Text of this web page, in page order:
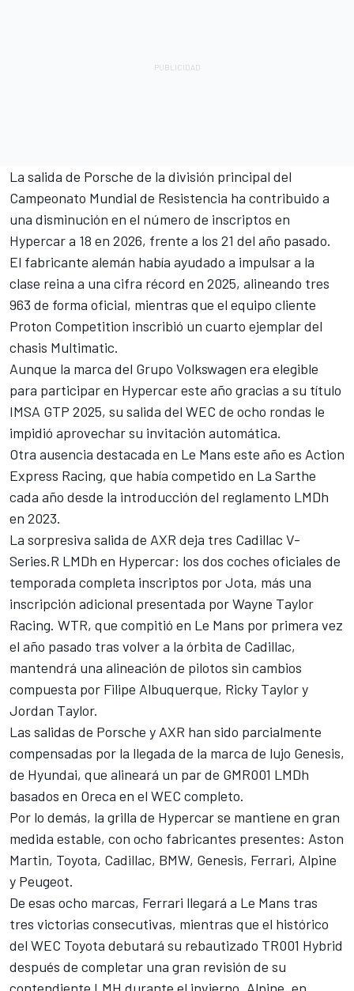
La salida de Porsche de la división principal del
Campeonato Mundial de Resistencia ha contribuido a
una disminución en el número de inscriptos en
Hypercar a 18 en 2026, frente a los 21 del año pasado.
El fabricante alemán había ayudado a impulsar a la
clase reina a una cifra récord en 2025, alineando tres
963 de forma oficial, mientras que el equipo cliente
Proton Competition inscribió un cuarto ejemplar del
chasis Multimatic.
Aunque la marca del Grupo Volkswagen era elegible
para participar en Hypercar este año gracias a su título
IMSA GTP 2025, su salida del WEC de ocho rondas le
impidió aprovechar su invitación automática.
Otra ausencia destacada en Le Mans este año es Action
Express Racing, que había competido en La Sarthe
cada año desde la introducción del reglamento LMDh
en 2023.
La sorpresiva salida de AXR deja tres Cadillac V-
Series.R LMDh en Hypercar: los dos coches oficiales de
temporada completa inscriptos por Jota, más una
inscripción adicional presentada por Wayne Taylor
Racing. WTR, que compitió en Le Mans por primera vez
el año pasado tras volver a la órbita de Cadillac,
mantendrá una alineación de pilotos sin cambios
compuesta por Filipe Albuquerque, Ricky Taylory
Jordan Taylor.
Las salidas de Porsche y AXR han sido parcialmente
compensadas por la llegada de la marca de lujo Genesis,
de Hyundai, que alineará un par de GMR001 LMDh
basados en Oreca en el WEC completo.
Por lo demás, la grilla de Hypercar se mantiene en gran
medida estable, con ocho fabricantes presentes: Aston
Martin, Toyota, Cadillac, BMW, Genesis, Ferrari, Alpine
y Peugeot.
De esas ocho marcas, Ferrari llegará a Le Mans tras
tres victorias consecutivas, mientras que el histórico
del WEC Toyota debutará su rebautizado TR001 Hybrid
después de completar una gran revisión de su